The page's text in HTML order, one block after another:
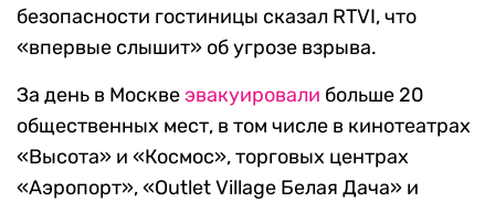
безопасности гостиницы сказал RTVI, что
«впервые слышит» об угрозе взрыва.
За день в Москве эвакуировали больше 20
общественных мест, в том числе в кинотеатрах
«Высота» и «Космос», торговых центрах
«Аэропорт», «Outlet Village Белая Дача» и